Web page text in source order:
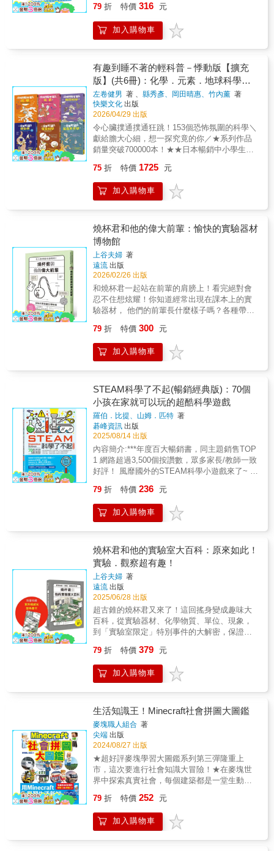
學習，在108課綱學習中充滿自信。★有趣故事
情節，讓科學理論不無聊﹗本書故事的主角是
三位充滿好奇心的小朋友，每個主題都以他們
遇到的情境和問題開始，一步一步探索科學實
又好玩。●延伸閱讀《小小研究員STEAM立體
實驗室-動手玩實驗囉﹗日常生活篇》
是科學傳播者。軌道的《守護吧！科學》將會
（前國立果川科學館館長）雖然我們經常聽到
蟲洞、時間旅行、黑洞等概念，但如何從科學
角度解釋這些，卻是許多孩子們的疑問吧？我
這本書帶領你進入一場又一場的科學冒險，讓
你在不知不覺中學會科學！──丹尼斯·洪（機器
人學家）首先，這本書非常有趣！而且它的益
處更是額外的收穫。科學可以這麼有趣地講解
嗎？當我讀完這本書時，突然想到美國著名科
學作家卡爾·薩根。如果卡爾·薩根讀過這本書，
他是否會放棄寫《宇宙》呢？但如果沒有《宇
宙》，也就不會有這本書！卡爾·薩根萬歲！軌
譯。【學習領域分類】◎適讀年齡：小學中年
級以上，建議9歲以下親子共讀或教師導讀。◎
教育議題： 科技、閱讀素養◎學習領域：自然
科學
紀、石炭紀、二疊紀，那是遙遠到不只是連你
還沒出生，甚至連恐龍都還不存在的時候呢！
在這些時期裡，誕生了魚類、兩棲類、爬蟲
樣子。沒關係！只要翻開這本書，進到這座虛
擬的古生代水族館，就能彷彿身歷其境，還可
以與這些古生代生物互動喔！關於這座古生代
水族館的誕生故事，可以從一位非常喜歡古生
代的博士說起……博士在世界各地旅行，蒐集
了許多古生代的生物化石，經過長時間的研
究，他發明了一種能夠透過化石讓生物復活的
液體。他把從全世界蒐集來的化石全部放入液
體之中，於是誕生了許多幼小的古生物！博士
決定要打造一座古生物的水族館。數年之後，
已經等不及取票入場了嗎？來來來～歡迎光
臨，快來參觀吧！
79 折 特價 316 元
加入購物車
有趣到睡不著的輕科普－悸動版【擴充
版】(共6冊)：化學．元素．地球科學．
天文學．傳染病．怪奇科學
左卷健男 著 、縣秀彥、岡田晴惠、竹內薰 著
快樂文化 出版
2026/04/29 出版
令心臟撲通撲通狂跳！153個恐怖氛圍的科學＼
獻給膽大心細，想一探究竟的你／★系列作品
銷量突破700000本！★★日本暢銷中小學生科
的病原蟲◎膨脹的太陽吞噬地球？◎發生災害
時如何利用網路◎催眠治療竟然植入假記憶！
◎從地圖上消失的毒氣工廠之島◎長達五十年
不著的化學：讓人笑不出來的笑氣》★觸目驚
心的17個化學事件★不知道才更恐怖！？各式
各樣的化工產品為生活帶來便利，然而若運用
不當，「幫手」會轉為「殺手」。本書以化學
的「恐怖」故事為主，收錄了許多與化學相關
的意外事故，也深刻呈現了企業在缺乏完善安
全措施下，對人及生態造成的悲慘後果。2.
《恐怖到睡不著的元素：稀有金屬和地緣政治
有關係！》★19篇警世的元素事件★本書介紹
了「有毒的元素、致命的元素、會爆炸的元
有毒氣體與廢水，曾使人罹患了哮喘、水俁
病、痛痛病等可怕的疾病。此外，也探討「稀
缺的元素資源」對於工業發展乃至於地緣政治
惜地球上的元素資源。3.《恐怖到睡不著的地
球科學：在天災來臨前做好準備 》★45個自然
災害主題★本書以自然災害（天災）為核心，
從歷史經驗出發，探討地球到宇宙層次的災
變。內容涵蓋：地震與火山活動引發的災害；
颱風與豪雨導致的風災、水災，以及異常氣
候；還有小行星碰撞、太空輻射等天文事件。
防災專家寺田寅彦最著名的話就是「天災總在
原理以及防災的知識，讓我們守護自己的家
日在何時？》★驚奇悸動的26個天文主題★天
空和宇宙自古就是偶爾會令人害怕到睡不著的
對象，這似乎有跡可循。像是巨大的流星、拉
著長長尾巴的彗星、明亮至極的超新星，或是
日全食使得白天驟變成黑夜，在古代是讓人多
麼害怕的事啊！而即使是科技進步的現在，也
仍不了解宇宙中的暗物質、暗能量，會引領宇
宙走向何種命運……請享受這個染上恐怖氣
氛、緊張刺激的天文世界。5.《一定要知道的
傳染病：資深防疫專家教你守護健康》（獨家
收錄新冠病毒肺炎疫情解說）★專家一次詳解
20個傳染病的對策！★ 世界人口過度密集，加
上航空網與便利的運輸系統，傳染病已經發展
到一旦出現在地球上的某一個地點，就會快速
向四面八方擴散，引爆全球大流行。我們都有
機會因為旅行、工作前往曾經發生或潛伏傳染
是很重要的感覺》★26個怪奇主題，獻給止不
住好奇心的你★人造病毒、修改大腦記憶、核
子武器、平行宇宙……本書透過各式各樣奇趣
詭譎的主題，帶領讀者思考，哪裡恐怖？為什
麼恐怖？了解恐怖科學背後的真相。人類天生
懷有好奇心，想去探索未知事物；另一方面，
也有避開危險，恐懼的本能。請讀者好好享受
驗吧！◆適合中學生以上至一般成人閱讀本書
開始就〝有問題〞！本系列書籍，各冊封面都
精心設計了一個有趣的問題，你能回答得出來
嗎？等你翻開本書，便能印證你有沒有答對。
75 折 特價 1725 元
加入購物車
燒杯君和他的偉大前輩：愉快的實驗器材
博物館
上谷夫婦 著
遠流 出版
2026/02/26 出版
和燒杯君一起站在前輩的肩膀上！看完絕對會
忍不住想炫耀！你知道經常出現在課本上的實
驗器材， 他們的前輩長什麼樣子嗎？各種帶領
堂。若能一一認識這些實驗器材的誕生故事，
以及發明他們的科學家，會發現過程中滿是不
可思議的巧思。也正是這些劃時代的突破， 造
杯君和他的化學實驗》的搞笑風格，這本書要
告訴你，有些實驗器材「令人崇拜是有道理
的」！書中用線條簡單卻可愛的插圖及漫畫，
搭配幽默有趣的對白，幫讀者解構每一種實驗
器材的「五力分析」，以及冷知識，能引起中
小學生對科學發展史的興趣，也是理科人重溫
實驗器材的機會，請務必輕鬆閱讀，笑著感受
趣味！愉快推薦（依姓氏筆畫排序）10秒鐘教
室／人氣圖文作家 ｜ 小兄弟的玩樂實驗室
／STEAM教育部落格米蘭老師／百萬人氣部落
辦人何莉芳／福科國中理化教師 ｜ 阿簡老
師／阿簡生物筆記高憲章 ／淡大科教中心執行
長 ｜ 陳竹亭 ／臺灣大學化學系名譽教授鄭
銘／跟著鄭大師玩科學板主鄭國威 ／泛科知識
公司知識長 ｜ 瘋狂理查／最FUN的自然科學
老師盧政良／高雄中學物理教師 ｜ 嚴天
浩 ／LIS執行長
79 折 特價 300 元
加入購物車
STEAM科學了不起(暢銷經典版)：70個
小孩在家就可以玩的超酷科學遊戲
羅伯．比提、山姆．匹特 著
碁峰資訊 出版
2025/08/14 出版
內容簡介:***年度百大暢銷書，同主題銷售TOP
1 網路超過3,500個按讚數，眾多家長/教師一致
好評！ 風靡國外的STEAM科學小遊戲來了~ 超
裡、讓某人的臉消失... 這不過是70個超好玩實
驗中的幾種而已！ 【科學實驗家與科學節目主
持人、自然與生活科技老師、知名FB粉絲頁版
研究員 陳振威 ‧新北市海山國小自然科老師 黃
偉誠 ‧知名親子FB粉絲頁「滾妹‧這一家」版主~
滾媽 ‧「阿魯米玩科學」FB粉絲頁版主/岳明國
小自然老師 盧俊良 (依姓氏/別名筆畫排序) 70
個在家就可以玩的超酷科學遊戲 ‧授權多國，國
外雜誌媒體與親子平台熱烈推薦，Amazon讀者
5顆星滿分好評 ‧滿足好奇心，建立科學素養，
中小學生必備優質科普圖書 ‧科學才藝班、安親
班寒暑假才藝課的科學實驗最佳指南 科學實
作、原理與生活資訊並重，立即長知識！ ‧超過
設計，閱讀更加舒適。 ‧幽默的文字解說，玩科
學也能很開心。 ‧每個實驗約1~2頁就完成，簡
單又好玩。 ‧運用生活中的小物品，在家就能動
夠... 自己造雨、把蛋吸進瓶子裡、讓某人的臉
消失、製作直升機式旋轉飛行器、超炫氣泡噴
泉、做出超受歡迎的玩具史萊姆、在蛋上行走
也不會踩破它… 這些有趣的實驗涵蓋了科學、
科技、數學、藝術與工程，甚至有些帶點魔術
的趣味，你將會發現水、空氣、鹽、糖的神
奇，還有平時家中那些日常物品的小秘密。這
是使科學變得有趣的完美方法，了解科學就能
知道世界如何運轉，這本書將引領你邁出第一
步，朝興奮的發現之旅出發！ 適合小學中高年
79 折 特價 236 元
加入購物車
燒杯君和他的實驗室大百科：原來如此！
實驗．觀察超有趣！
上谷夫婦 著
遠流 出版
2025/06/28 出版
超古錐的燒杯君又來了！這回搖身變成趣味大
百科，從實驗器材、化學物質、單位、現象，
到「實驗室限定」特別事件的大解密，保證讀
了嗎？GO GO GO!! 為什麼進入實驗室要穿實
驗袍？絕不是因為看起來帥氣喔；稀釋液體藥
品也有S.O.P？弄錯順序可就危險了；燒瓶為什
之謎……；水氣和水蒸氣有何不同？看燒杯君
教你辨識的撇步；人類萬用十指竟與物理學有
關？動一動，馬上搞懂電流和磁場的祕
密！ 400個↑關鍵詞條 × 20幅↑趣味漫畫 × 150
個↑超萌角色任何你想得到的實驗器材、化學物
質、科學現象，以及意想不到的實驗室特殊事
件和防止意外的方法，燒杯君帶你輕鬆掌握，
秒懂科學實驗室的大小事！除此之外，燒杯君
還會示範各式各樣的科學實驗，例如： ☀製作
實驗☀神奇的虹吸效應☀用寶特瓶製作地層 不
管你原本是否有點害怕實驗室，或者對於各種
實驗總有躍躍欲試的興奮感，讀完本書，絕對
79 折 特價 379 元
加入購物車
生活知識王！Minecraft社會拼圖大圖鑑
麥塊職人組合 著
尖端 出版
2024/08/27 出版
★超好評麥塊學習大圖鑑系列第三彈隆重上
市，這次要進行社會知識大冒險！★在麥塊世
界中探索真實社會，每個建築都是一堂生動的
戲與重要的社會知識，以獨特的3D立體圖介紹
各種建築的製作方法。這種創新的呈現方式不
僅能吸引讀者的注意力，還能幫助更直觀地理
79 折 特價 252 元
加入購物車